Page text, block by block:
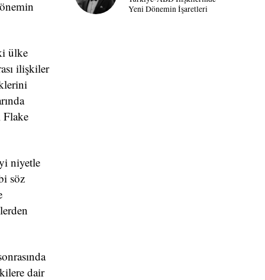
ülke
ilişkiler
Flake
niyetle
söz
dair
Yeni Dönemin İşaretleri